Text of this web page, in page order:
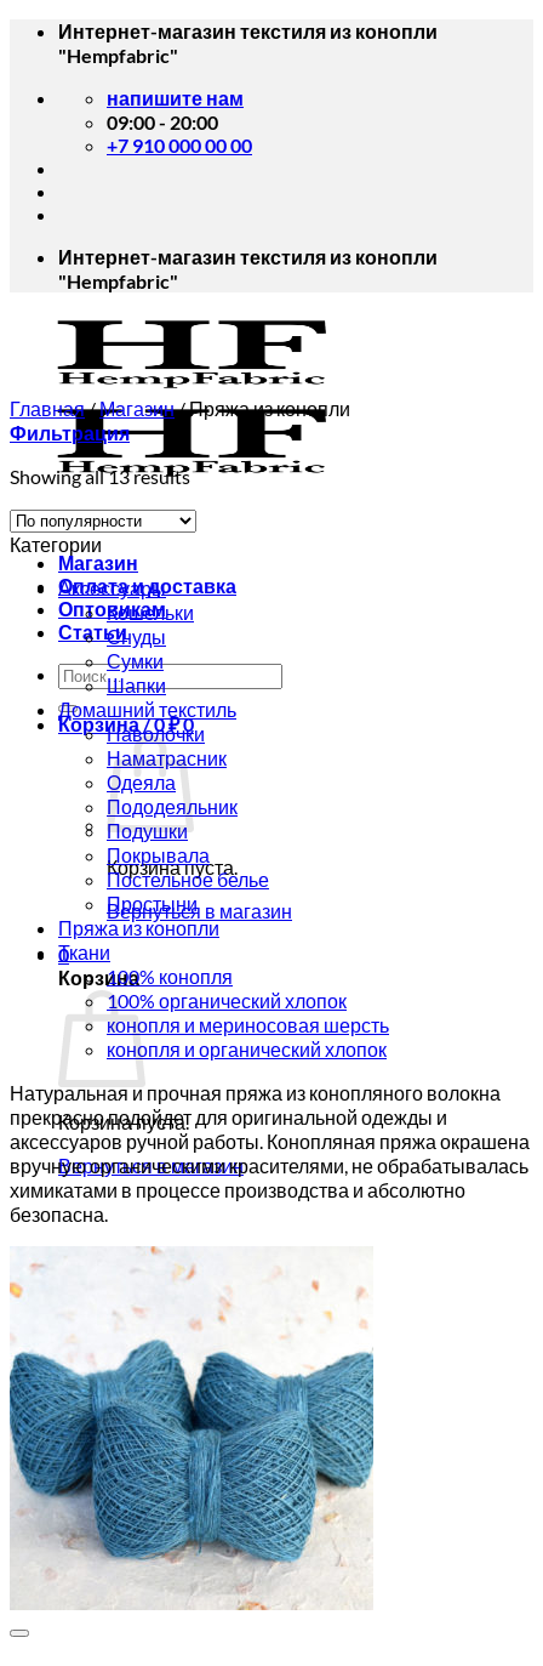
Skip
Интернет-магазин текстиля из конопли
"Hempfabric"
напишите нам
09:00 - 20:00
+7 910 000 00 00
Интернет-магазин текстиля из конопли
"Hempfabric"
Магазин
Оплата и доставка
Оптовикам
Статьи
Искать:
Корзина /0₽0
Корзина пуста.
Вернуться в магазин
0
Корзина
Корзина пуста.
Вернуться в магазин
Главная/Магазин/Пряжа из конопли
Фильтрация
Showing all 13 results
Категории
Аксессуары
Кошельки
Снуды
Сумки
Шапки
Домашний текстиль
Наволочки
Наматрасник
Одеяла
Пододеяльник
Подушки
Покрывала
Постельное белье
Простыни
Пряжа из конопли
Ткани
100% конопля
100% органический хлопок
конопля и мериносовая шерсть
конопля и органический хлопок
Натуральная и прочная пряжа из конопляного волокна
прекрасно подойдет для оригинальной одежды и
аксессуаров ручной работы. Конопляная пряжа окрашена
вручную органическими красителями, не обрабатывалась
химикатами в процессе производства и абсолютно
безопасна.